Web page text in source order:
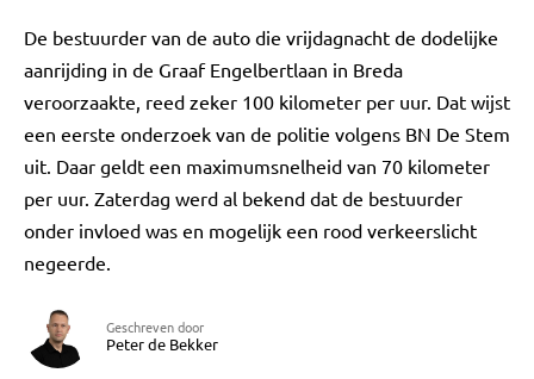
De bestuurder van de auto die vrijdagnacht de dodelijke
aanrijding in de Graaf Engelbertlaan in Breda
veroorzaakte, reed zeker 100 kilometer per uur. Dat wijst
een eerste onderzoek van de politie volgens BN De Stem
uit. Daar geldt een maximumsnelheid van 70 kilometer
per uur. Zaterdag werd al bekend dat de bestuurder
onder invloed was en mogelijk een rood verkeerslicht
negeerde.
Geschreven door
Peter de Bekker